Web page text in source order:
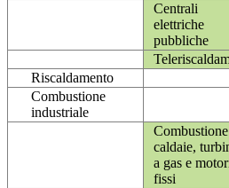
Centrali
elettriche
pubbliche
Riscaldamento
Combustione
industriale
caldaie,
a gas e
fissi